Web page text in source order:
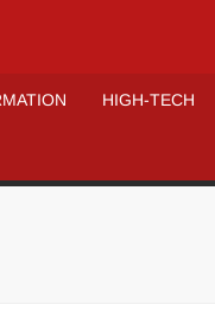
HIGH-TECH